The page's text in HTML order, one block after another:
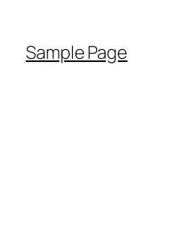
Sample Page